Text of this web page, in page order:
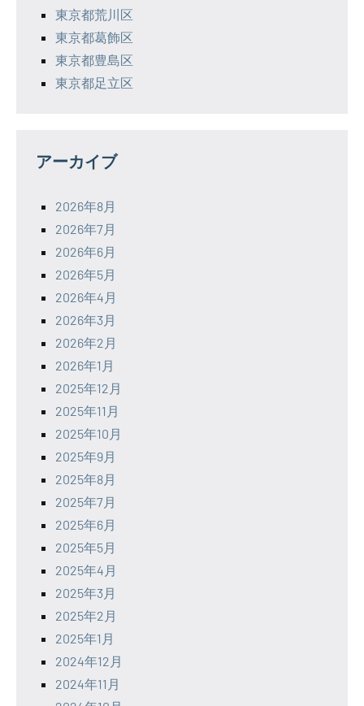
東京都荒川区
東京都葛飾区
東京都豊島区
東京都足立区
アーカイブ
2026年8月
2026年7月
2026年6月
2026年5月
2026年4月
2026年3月
2026年2月
2026年1月
2025年12月
2025年11月
2025年10月
2025年9月
2025年8月
2025年7月
2025年6月
2025年5月
2025年4月
2025年3月
2025年2月
2025年1月
2024年12月
2024年11月